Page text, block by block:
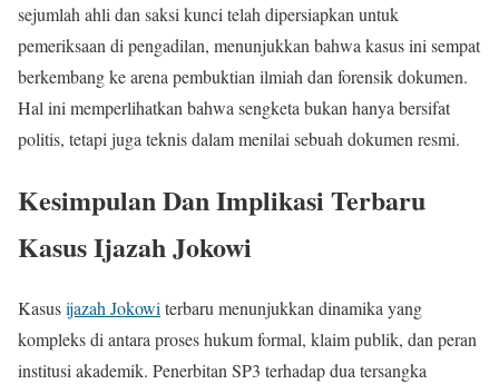
sejumlah ahli dan saksi kunci telah dipersiapkan untuk
pemeriksaan di pengadilan, menunjukkan bahwa kasus ini sempat
berkembang ke arena pembuktian ilmiah dan forensik dokumen.
Hal ini memperlihatkan bahwa sengketa bukan hanya bersifat
politis, tetapi juga teknis dalam menilai sebuah dokumen resmi.
Kesimpulan Dan Implikasi Terbaru
Kasus Ijazah Jokowi
Kasusijazah Jokowi terbaru menunjukkan dinamika yang
kompleks di antara proses hukum formal, klaim publik, dan peran
institusi akademik. Penerbitan SP3 terhadap dua tersangka